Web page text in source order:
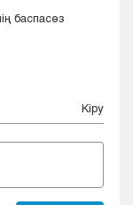
баспасөз
Кіру